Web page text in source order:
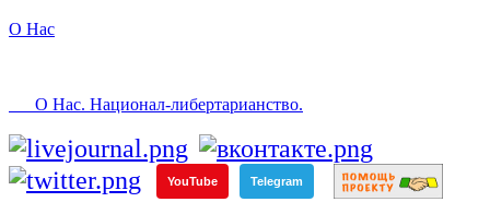
О Нас
О Нас. Национал-либертарианство.
YouTube Telegram